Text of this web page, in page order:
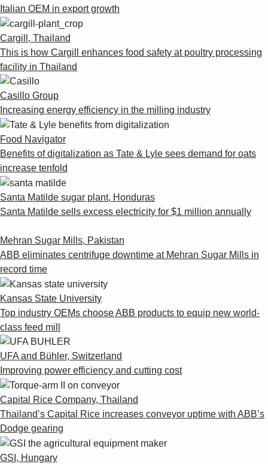
Italian OEM in export growth
Cargill, Thailand
This is how Cargill enhances food safety at poultry processing
facility in Thailand
Casillo Group
Increasing energy efficiency in the milling industry
Food Navigator
Benefits of digitalization as Tate & Lyle sees demand for oats
increase tenfold
Santa Matilde sugar plant, Honduras
Santa Matilde sells excess electricity for $1 million annually
Mehran Sugar Mills, Pakistan
ABB eliminates centrifuge downtime at Mehran Sugar Mills in
record time
Kansas State University
Top industry OEMs choose ABB products to equip new world-
class feed mill
UFA and Bühler, Switzerland
Improving power efficiency and cutting cost
Capital Rice Company, Thailand
Thailand’s Capital Rice increases conveyor uptime with ABB’s
Dodge gearing
GSI, Hungary